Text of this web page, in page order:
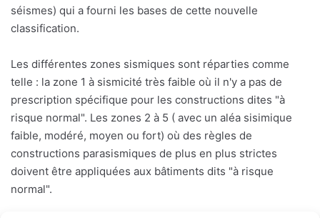
séismes) qui a fourni les bases de cette nouvelle
classification.
Les différentes zones sismiques sont réparties comme
telle : la zone 1 à sismicité très faible où il n'y a pas de
prescription spécifique pour les constructions dites "à
risque normal". Les zones 2 à 5 ( avec un aléa sisimique
faible, modéré, moyen ou fort) où des règles de
constructions parasismiques de plus en plus strictes
doivent être appliquées aux bâtiments dits "à risque
normal".